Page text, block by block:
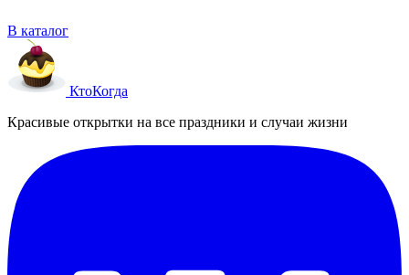
В каталог
КтоКогда
Красивые открытки на все праздники и случаи жизни